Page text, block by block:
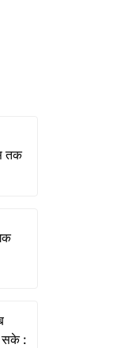
तक
सके :